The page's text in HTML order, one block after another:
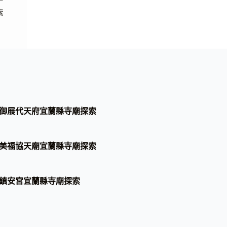
展代天府宜蘭縣寺廟探索
福協天廟宜蘭縣寺廟探索
安宮宜蘭縣寺廟探索